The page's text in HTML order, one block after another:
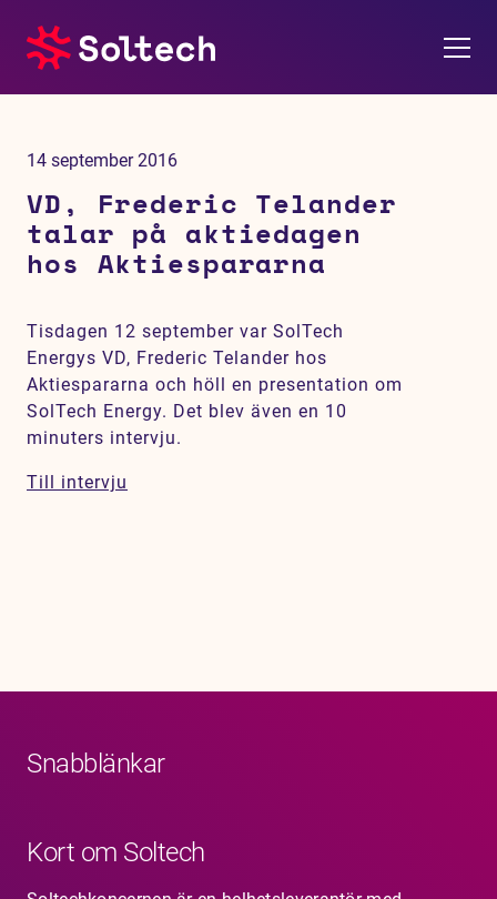
Tjänster
Investerare
Hållbarhet
14 september 2016
VD, Frederic Telander
talar på aktiedagen
hos Aktiespararna
Tisdagen 12 september var SolTech
Energys VD, Frederic Telander hos
Aktiespararna och höll en presentation om
SolTech Energy. Det blev även en 10
minuters intervju.
Till intervju
Snabblänkar
Kort om Soltech